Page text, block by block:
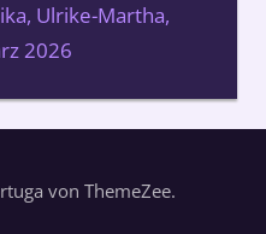
Ulrike-Martha,
2026
von ThemeZee.